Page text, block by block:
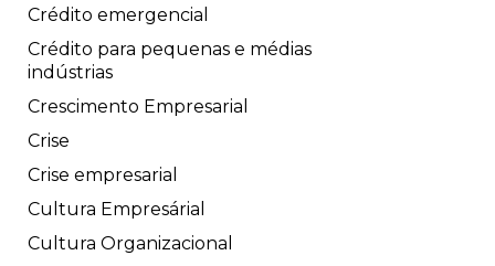
Crédito emergencial
Crédito para pequenas e médias
indústrias
Crescimento Empresarial
Crise
Crise empresarial
Cultura Empresárial
Cultura Organizacional